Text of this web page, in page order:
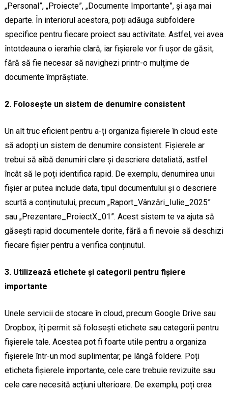
„Personal”, „Proiecte”, „Documente Importante”, și așa mai
departe. În interiorul acestora, poți adăuga subfoldere
specifice pentru fiecare proiect sau activitate. Astfel, vei avea
întotdeauna o ierarhie clară, iar fișierele vor fi ușor de găsit,
fără să fie necesar să navighezi printr-o mulțime de
documente împrăștiate.
2. Folosește un sistem de denumire consistent
Un alt truc eficient pentru a-ți organiza fișierele în cloud este
să adopți un sistem de denumire consistent. Fișierele ar
trebui să aibă denumiri clare și descriere detaliată, astfel
încât să le poți identifica rapid. De exemplu, denumirea unui
fișier ar putea include data, tipul documentului și o descriere
scurtă a conținutului, precum „Raport_Vânzări_Iulie_2025”
sau „Prezentare_ProiectX_01”. Acest sistem te va ajuta să
găsești rapid documentele dorite, fără a fi nevoie să deschizi
fiecare fișier pentru a verifica conținutul.
3. Utilizează etichete și categorii pentru fișiere
importante
Unele servicii de stocare în cloud, precum Google Drive sau
Dropbox, îți permit să folosești etichete sau categorii pentru
fișierele tale. Acestea pot fi foarte utile pentru a organiza
fișierele într-un mod suplimentar, pe lângă foldere. Poți
eticheta fișierele importante, cele care trebuie revizuite sau
cele care necesită acțiuni ulterioare. De exemplu, poți crea